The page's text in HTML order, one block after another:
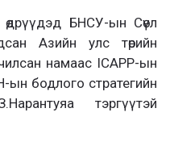
БНСУ-ын Сөүл
Азийн улс төрийн
намаас ICAPP-ын
ын бодлого стратегийн
тэргүүтэй